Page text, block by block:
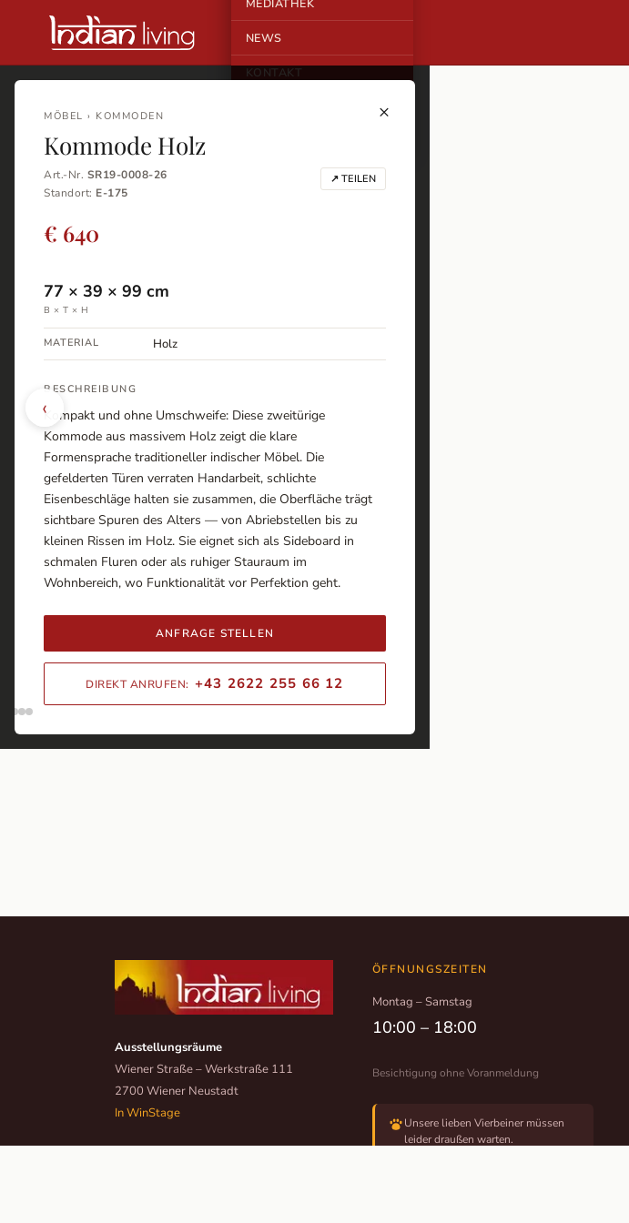
MEDIATHEK
NEWS
KONTAKT
×
‹
MÖBEL › KOMMODEN
Kommode Holz
Art.-Nr. SR19-0008-26
Standort: E-175
↗ TEILEN
€ 640
77 × 39 × 99 cm
B × T × H
MATERIAL Holz
BESCHREIBUNG
Kompakt und ohne Umschweife: Diese zweitürige
Kommode aus massivem Holz zeigt die klare
Formensprache traditioneller indischer Möbel. Die
gefelderten Türen verraten Handarbeit, schlichte
Eisenbeschläge halten sie zusammen, die Oberfläche trägt
sichtbare Spuren des Alters — von Abriebstellen bis zu
kleinen Rissen im Holz. Sie eignet sich als Sideboard in
schmalen Fluren oder als ruhiger Stauraum im
Wohnbereich, wo Funktionalität vor Perfektion geht.
ANFRAGE STELLEN
DIREKT ANRUFEN: +43 2622 255 66 12
Ausstellungsräume
Wiener Straße – Werkstraße 111
2700 Wiener Neustadt
In WinStage
ÖFFNUNGSZEITEN
Montag – Samstag
10:00 – 18:00
Besichtigung ohne Voranmeldung
Unsere lieben Vierbeiner müssen
leider draußen warten.